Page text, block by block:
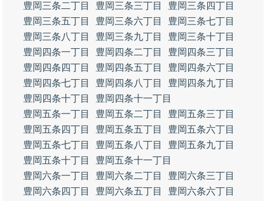
豊岡三条二丁目
豊岡三条三丁目
豊岡三条四丁目
豊岡三条五丁目
豊岡三条六丁目
豊岡三条七丁目
豊岡三条八丁目
豊岡三条九丁目
豊岡三条十丁目
豊岡四条一丁目
豊岡四条二丁目
豊岡四条三丁目
豊岡四条四丁目
豊岡四条五丁目
豊岡四条六丁目
豊岡四条七丁目
豊岡四条八丁目
豊岡四条九丁目
豊岡四条十丁目
豊岡四条十一丁目
豊岡五条一丁目
豊岡五条二丁目
豊岡五条三丁目
豊岡五条四丁目
豊岡五条五丁目
豊岡五条六丁目
豊岡五条七丁目
豊岡五条八丁目
豊岡五条九丁目
豊岡五条十丁目
豊岡五条十一丁目
豊岡六条一丁目
豊岡六条二丁目
豊岡六条三丁目
豊岡六条四丁目
豊岡六条五丁目
豊岡六条六丁目